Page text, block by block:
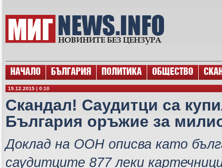
НАЧАЛО БЪЛГАРИЯ ПОЛИТИКА ОБЩЕСТВО
19.12.2015 | 0:10
Скандал! Саудитци са
България оръжие за
Доклад на ООН описва като
саудитците 877 леки